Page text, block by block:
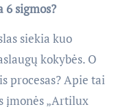
sigmos?
siekia kuo
kokybės. O
procesas? Apie tai
įmonės „Artilux